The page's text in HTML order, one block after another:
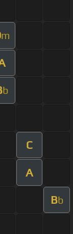
m
b
C
A
Bb